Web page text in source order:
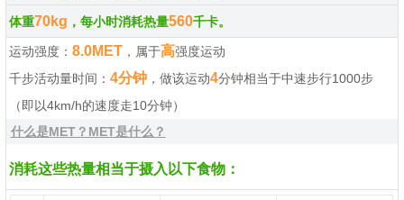
体重70kg ，每小时消耗热量560千卡。
运动强度：8.0MET ，属于高强度运动
千步活动量时间：4分钟 ，做该运动4分钟相当于中速步行1000步
（即以4km/h的速度走10分钟）
什么是MET？MET是什么？
消耗这些热量相当于摄入以下食物：